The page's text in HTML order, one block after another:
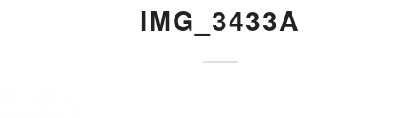
IMG_3433A